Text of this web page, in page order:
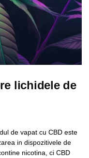
lichidele de
de vapat cu CBD este
in dispozitivele de
nicotina, ci CBD